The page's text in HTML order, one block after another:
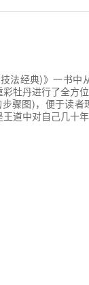
法经典)》一书
牡丹进行了全方
骤图)，便于读
道中对自己几十